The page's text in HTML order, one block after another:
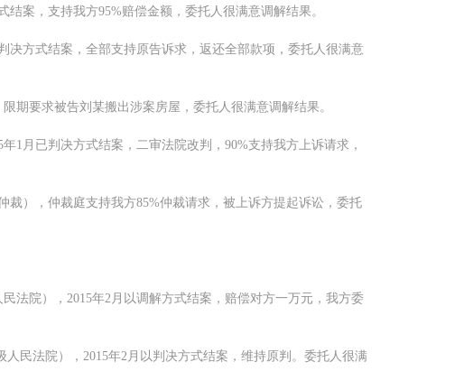
案，支持我方95%赔偿金额，委托人很满意调解结果。
决方式结案，全部支持原告诉求，返还全部款项，委托人很满意
期要求被告刘某搬出涉案房屋，委托人很满意调解结果。
1月已判决方式结案，二审法院改判，90%支持我方上诉请求，
），仲裁庭支持我方85%仲裁请求，被上诉方提起诉讼，委托
法院），2015年2月以调解方式结案，赔偿对方一万元，我方委
民法院），2015年2月以判决方式结案，维持原判。委托人很满